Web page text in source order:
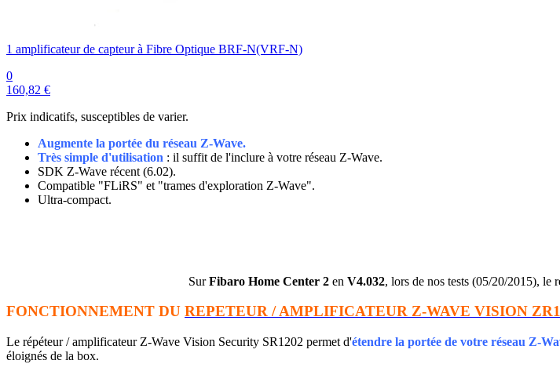
1 amplificateur de capteur à Fibre Optique BRF-N(VRF-N)
0
160,82 €
Prix indicatifs, susceptibles de varier.
Augmente la portée du réseau Z-Wave.
Très simple d'utilisation : il suffit de l'inclure à votre réseau Z-Wave.
SDK Z-Wave récent (6.02).
Compatible "FLiRS" et "trames d'exploration Z-Wave".
Ultra-compact.
SurFibaro Home Center 2 en V4.032, lors de nos tests (05/20/2015), le
FONCTIONNEMENT DU REPETEUR / AMPLIFICATEUR Z-WAVE VISION
Le répéteur / amplificateur Z-Wave Vision Security SR1202 permet d'étendre la portée de votre réseau Z-
éloignés de la box.